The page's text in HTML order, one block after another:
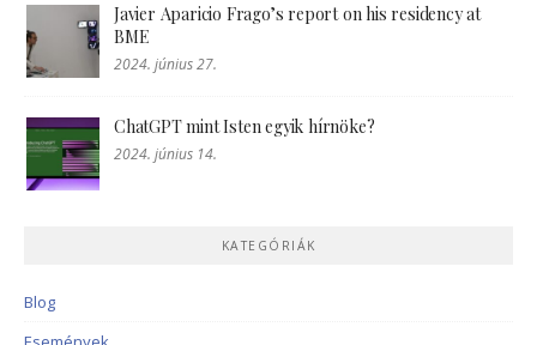
Javier Aparicio Frago’s report on his residency at
BME
2024. június 27.
ChatGPT mint Isten egyik hírnöke?
2024. június 14.
KATEGÓRIÁK
Blog